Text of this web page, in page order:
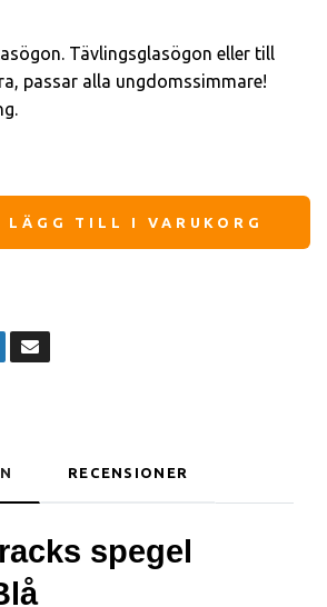
Tävlingsglasögon eller till
passar alla ungdomssimmare!
LÄGG TILL I VARUKORG
RECENSIONER
spegel